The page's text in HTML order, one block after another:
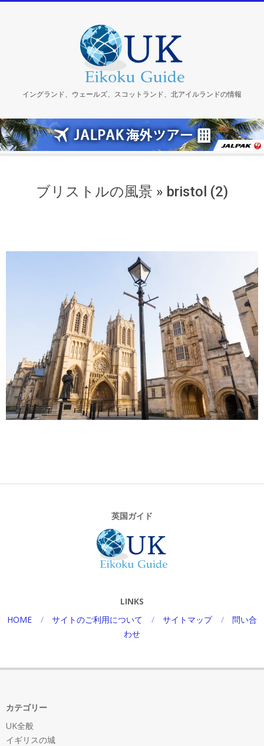
イングランド、ウェールズ、スコットランド、北アイルランドの情報
ブリストルの風景 » bristol (2)
英国ガイド
LINKS
HOME
サイトのご利用について サイトマップ
問い合
わせ
カテゴリー
UK全般
イギリスの城